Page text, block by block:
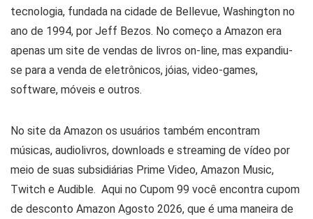
Mercado
Moda
Móveis e Decoração
Papelaria
Presentes
Saúde
Sem categoria
Serviços
Serviços Financeiros
tecnologia, fundada na cidade de Bellevue, Washington no
ano de 1994, por Jeff Bezos. No começo a Amazon era
apenas um site de vendas de livros on-line, mas expandiu-
se para a venda de eletrônicos, jóias, video-games,
software, móveis e outros.
No site da Amazon os usuários também encontram
músicas, audiolivros, downloads e streaming de vídeo por
meio de suas subsidiárias Prime Video, Amazon Music,
Twitch e Audible. Aqui no Cupom 99 você encontra cupom
de desconto Amazon Agosto 2026, que é uma maneira de